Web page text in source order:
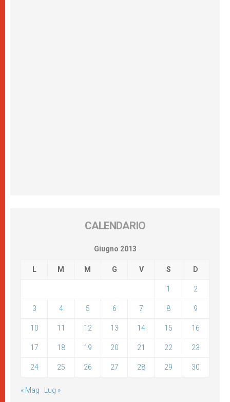
CALENDARIO
Giugno 2013
L M M G V S D
1 2
3 4 5 6 7 8 9
10 11 12 13 14 15 16
17 18 19 20 21 22 23
24 25 26 27 28 29 30
« Mag Lug »